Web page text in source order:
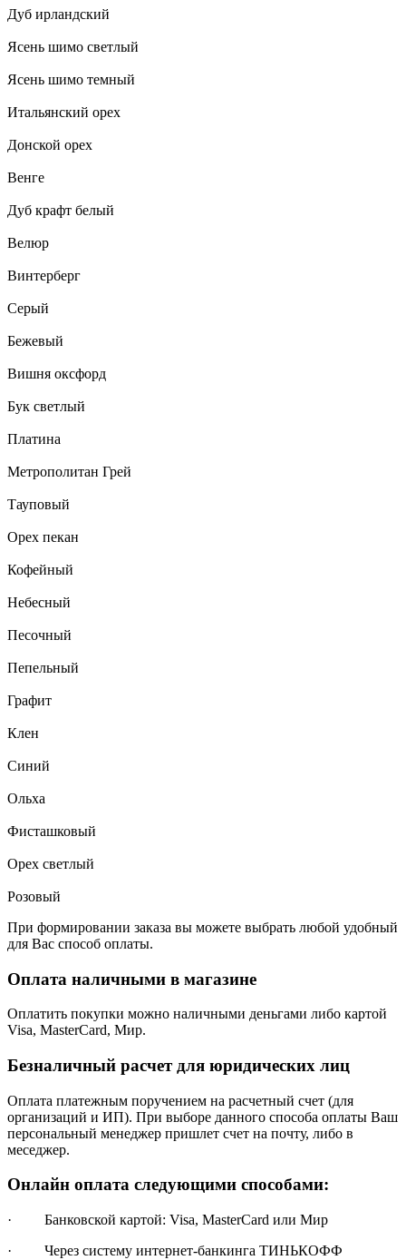
Дуб ирландский
Ясень шимо светлый
Ясень шимо темный
Итальянский орех
Донской орех
Венге
Дуб крафт белый
Велюр
Винтерберг
Серый
Бежевый
Вишня оксфорд
Бук светлый
Платина
Метрополитан Грей
Тауповый
Орех пекан
Кофейный
Небесный
Песочный
Пепельный
Графит
Клен
Синий
Ольха
Фисташковый
Орех светлый
Розовый
При формировании заказа вы можете выбрать любой удобный
для Вас способ оплаты.
Оплата наличными в магазине
Оплатить покупки можно наличными деньгами либо картой
Visa, MasterCard, Мир.
Безналичный расчет для юридических лиц
Оплата платежным поручением на расчетный счет (для
организаций и ИП). При выборе данного способа оплаты Ваш
персональный менеджер пришлет счет на почту, либо в
меседжер.
Онлайн оплата следующими способами:
· Банковской картой: Visa, MasterCard или Мир
· Через систему интернет-банкинга ТИНЬКОФФ